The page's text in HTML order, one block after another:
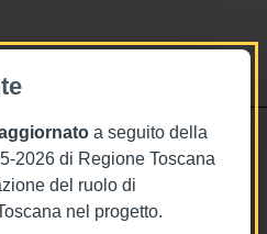
a seguito della
2026 di Regione Toscana
del ruolo di
nel progetto.